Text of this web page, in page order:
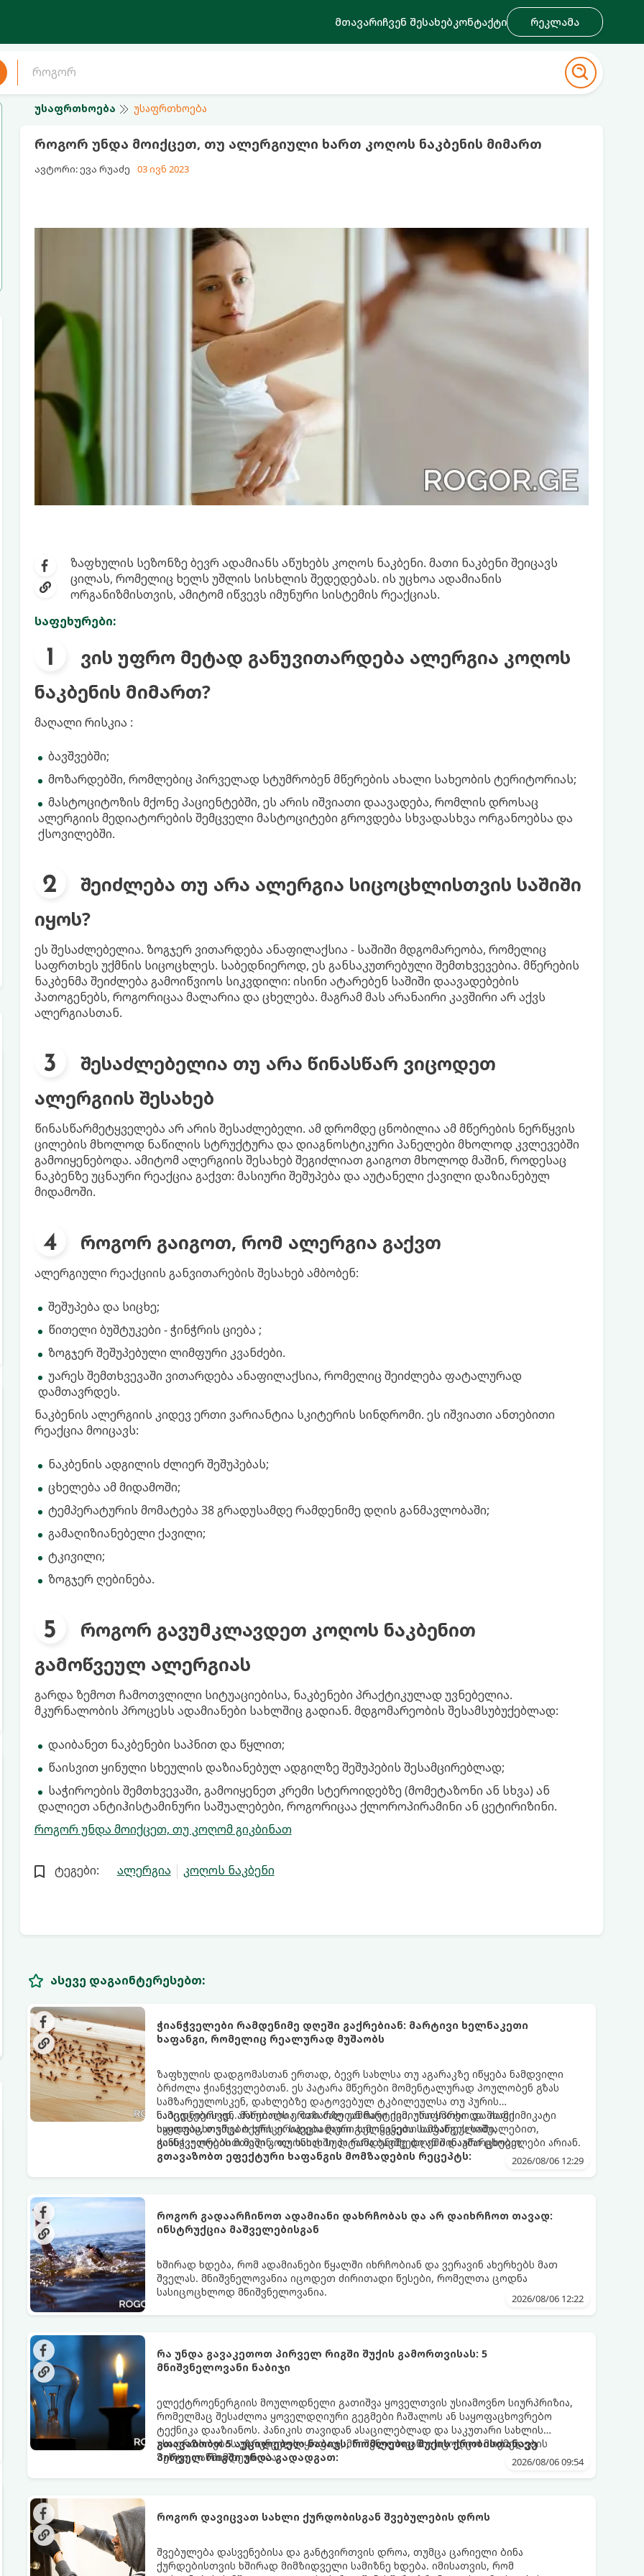
მთავარიჩვენ შესახებკონტაქტი რეკლამა
უსაფრთხოება უსაფრთხოება
როგორ უნდა მოიქცეთ, თუ ალერგიული ხართ კოღოს ნაკბენის მიმართ
ავტორი: ევა რუაძე 03 ივნ 2023
ზაფხულის სეზონზე ბევრ ადამიანს აწუხებს კოღოს ნაკბენი. მათი ნაკბენი შეიცავს
ცილას, რომელიც ხელს უშლის სისხლის შედედებას. ის უცხოა ადამიანის
ორგანიზმისთვის, ამიტომ იწვევს იმუნური სისტემის რეაქციას.
საფეხურები:
ვის უფრო მეტად განუვითარდება ალერგია კოღოს
ნაკბენის მიმართ?
მაღალი რისკია :
ბავშვებში;
მოზარდებში, რომლებიც პირველად სტუმრობენ მწერების ახალი სახეობის ტერიტორიას;
მასტოციტოზის მქონე პაციენტებში, ეს არის იშვიათი დაავადება, რომლის დროსაც
ალერგიის მედიატორების შემცველი მასტოციტები გროვდება სხვადასხვა ორგანოებსა და
ქსოვილებში.
შეიძლება თუ არა ალერგია სიცოცხლისთვის საშიში
იყოს?
ეს შესაძლებელია. ზოგჯერ ვითარდება ანაფილაქსია - საშიში მდგომარეობა, რომელიც
საფრთხეს უქმნის სიცოცხლეს. საბედნიეროდ, ეს განსაკუთრებული შემთხვევებია. მწერების
ნაკბენმა შეიძლება გამოიწვიოს სიკვდილი: ისინი ატარებენ საშიში დაავადებების
პათოგენებს, როგორიცაა მალარია და ცხელება. მაგრამ მას არანაირი კავშირი არ აქვს
ალერგიასთან.
შესაძლებელია თუ არა წინასწარ ვიცოდეთ
ალერგიის შესახებ
წინასწარმეტყველება არ არის შესაძლებელი. ამ დრომდე ცნობილია ამ მწერების ნერწყვის
ცილების მხოლოდ ნაწილის სტრუქტურა და დიაგნოსტიკური პანელები მხოლოდ კვლევებში
გამოიყენებოდა. ამიტომ ალერგიის შესახებ შეგიძლიათ გაიგოთ მხოლოდ მაშინ, როდესაც
ნაკბენზე უცნაური რეაქცია გაქვთ: მასიური შეშუპება და აუტანელი ქავილი დაზიანებულ
მიდამოში.
როგორ გაიგოთ, რომ ალერგია გაქვთ
ალერგიული რეაქციის განვითარების შესახებ ამბობენ:
შეშუპება და სიცხე;
წითელი ბუშტუკები - ჭინჭრის ციება ;
ზოგჯერ შეშუპებული ლიმფური კვანძები.
უარეს შემთხვევაში ვითარდება ანაფილაქსია, რომელიც შეიძლება ფატალურად
დამთავრდეს.
ნაკბენის ალერგიის კიდევ ერთი ვარიანტია სკიტერის სინდრომი. ეს იშვიათი ანთებითი
რეაქცია მოიცავს:
ნაკბენის ადგილის ძლიერ შეშუპებას;
ცხელება ამ მიდამოში;
ტემპერატურის მომატება 38 გრადუსამდე რამდენიმე დღის განმავლობაში;
გამაღიზიანებელი ქავილი;
ტკივილი;
ზოგჯერ ღებინება.
როგორ გავუმკლავდეთ კოღოს ნაკბენით
გამოწვეულ ალერგიას
გარდა ზემოთ ჩამოთვლილი სიტუაციებისა, ნაკბენები პრაქტიკულად უვნებელია.
მკურნალობის პროცესს ადამიანები სახლშიც გადიან. მდგომარეობის შესამსუბუქებლად:
დაიბანეთ ნაკბენები საპნით და წყლით;
წაისვით ყინული სხეულის დაზიანებულ ადგილზე შეშუპების შესამცირებლად;
საჭიროების შემთხვევაში, გამოიყენეთ კრემი სტეროიდებზე (მომეტაზონი ან სხვა) ან
დალიეთ ანტიჰისტამინური საშუალებები, როგორიცაა ქლოროპირამინი ან ცეტირიზინი.
როგორ უნდა მოიქცეთ, თუ კოღომ გიკბინათ
ტეგები: ალერგია კოღოს ნაკბენი
ასევე დაგაინტერესებთ:
ჭიანჭველები რამდენიმე დღეში გაქრებიან: მარტივი ხელნაკეთი
ხაფანგი, რომელიც რეალურად მუშაობს
ზაფხულის დადგომასთან ერთად, ბევრ სახლსა თუ აგარაკზე იწყება ნამდვილი
ბრძოლა ჭიანჭველებთან. ეს პატარა მწერები მომენტალურად პოულობენ გზას
სამზარეულოსკენ, დახლებზე დატოვებულ ტკბილეულსა თუ პურის
ნამცეცებისკენ. მართალია, ბაზარზე უამრავი ქიმიური სპრეი და შხამქიმიკატი
იყიდება, თუმცა ბევრს ერიდება მათი გამოყენება სამზარეულოში,
განსაკუთრებით მაშინ, თუ სახლში პატარა ბავშვები ან შინაური ცხოველები არიან.
საბედნიეროდ, არსებობს ერთი ძალიან მარტივი, უსაფრთხო და იაფი
საყოფაცხოვრებო ხრიკი. სპეციალური ხელნაკეთი ხაფანგის საშუალებით,
ჭიანჭველების მთელ კოლონიას სულ რამდენიმე დღეში დაამარცხებთ.
გთავაზობთ ეფექტური ხაფანგის მომზადების რეცეპტს:
2026/08/06 12:29
როგორ გადაარჩინოთ ადამიანი დახრჩობას და არ დაიხრჩოთ თავად:
ინსტრუქცია მაშველებისგან
ხშირად ხდება, რომ ადამიანები წყალში იხრჩობიან და ვერავინ ახერხებს მათ
შველას. მნიშვნელოვანია იცოდეთ ძირითადი წესები, რომელთა ცოდნა
სასიცოცხლოდ მნიშვნელოვანია.
2026/08/06 12:22
რა უნდა გავაკეთოთ პირველ რიგში შუქის გამორთვისას: 5
მნიშვნელოვანი ნაბიჯი
ელექტროენერგიის მოულოდნელი გათიშვა ყოველთვის უსიამოვნო სიურპრიზია,
რომელმაც შესაძლოა ყოველდღიური გეგმები ჩაშალოს ან საყოფაცხოვრებო
ტექნიკა დააზიანოს. პანიკის თავიდან ასაცილებლად და საკუთარი სახლის
უსაფრთხოების უზრუნველსაყოფად, მნიშვნელოვანია იცოდეთ მოქმედების
ზუსტი თანმიმდევრობა.
გთავაზობთ 5 აუცილებელ ნაბიჯს, რომლებიც შუქის ქრობისთანავე
პირველ რიგში უნდა გადადგათ:
2026/08/06 09:54
როგორ დავიცვათ სახლი ქურდობისგან შვებულების დროს
შვებულება დასვენებისა და განტვირთვის დროა, თუმცა ცარიელი ბინა
ქურდებისთვის ხშირად მიმზიდველი სამიზნე ხდება. იმისათვის, რომ